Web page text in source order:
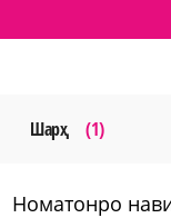
Шарҳ (1)
номатонро